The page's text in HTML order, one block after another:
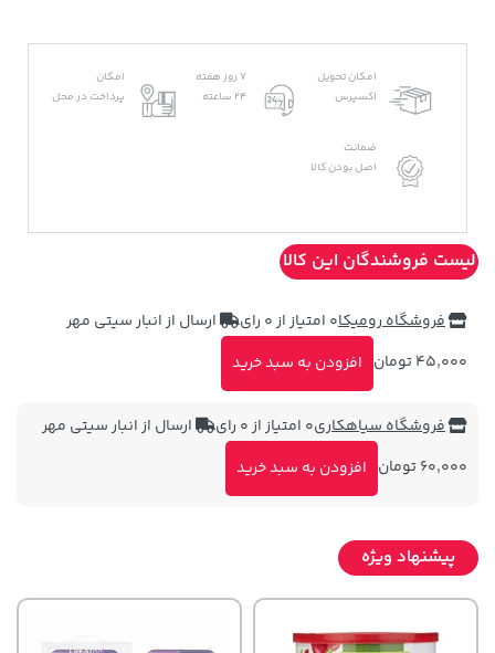
امکان تحویل
اکسپرس
7 روز هفته
24 ساعته
امکان
پرداخت در محل
ضمانت
اصل بودن کالا
لیست فروشندگان این کالا
فروشگاه رومیکا0 امتیاز از 0 رای
ارسال از انبار سیتی مهر
45,000 تومان
افزودن به سبد خرید
فروشگاه سیاهکاری0 امتیاز از 0 رای
ارسال از انبار سیتی مهر
60,000 تومان
افزودن به سبد خرید
پیشنهاد ویژه